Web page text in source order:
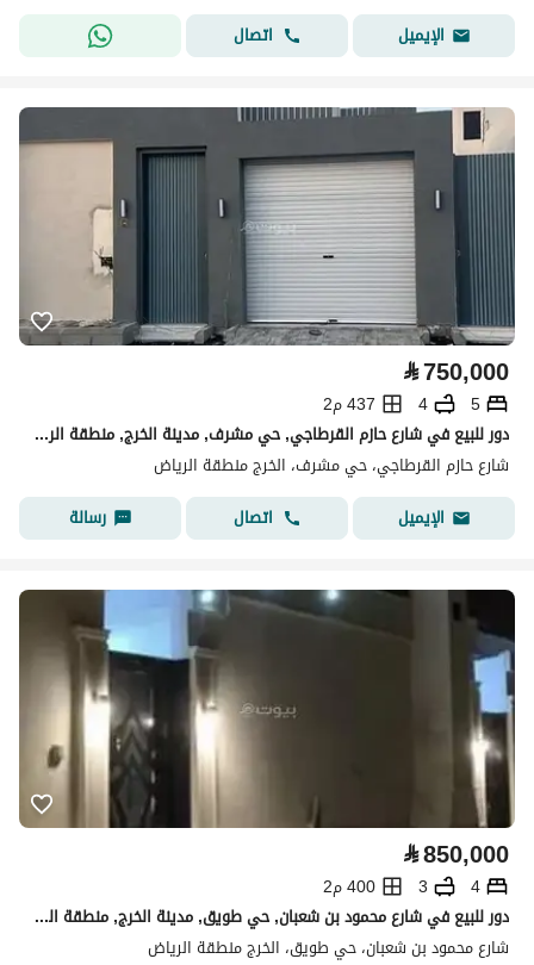
الإيميل
اتصال
⃁750,000
5
4
437 م2
دور للبيع في شارع حازم القرطاجي, حي مشرف, مدينة الخرج, منطقة الرياض
شارع حازم القرطاجي، حي مشرف، الخرج منطقة الرياض
الإيميل
اتصال رسالة
⃁850,000
4
3
400 م2
دور للبيع في شارع محمود بن شعبان, حي طويق, مدينة الخرج, منطقة الرياض
شارع محمود بن شعبان، حي طويق، الخرج منطقة الرياض